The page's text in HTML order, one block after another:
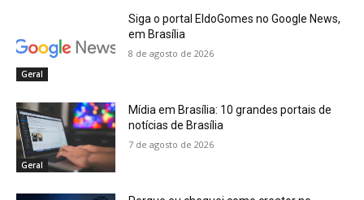
Geral
Siga o portal EldoGomes no Google News,
em Brasília
8 de agosto de 2026
Geral
Mídia em Brasília: 10 grandes portais de
notícias de Brasília
7 de agosto de 2026